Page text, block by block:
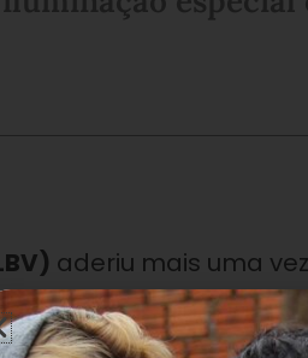
aderiu mais uma
quanto à